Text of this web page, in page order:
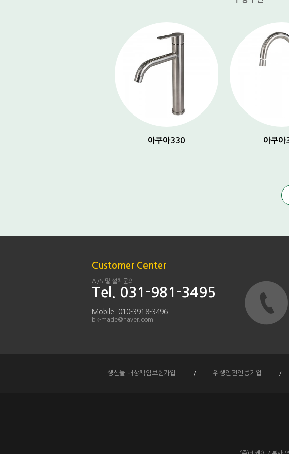
아쿠아330 아쿠아
Customer Center
A/S 및 설치문의
Tel. 031-981-3495
Mobile. 010-3918-3496
bk-made@naver.com
생산물 배상책임보험가입 / 위생안전인증기업 /